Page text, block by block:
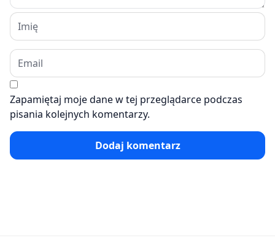
Zapamiętaj moje dane w tej przeglądarce podczas
pisania kolejnych komentarzy.
Dodaj komentarz